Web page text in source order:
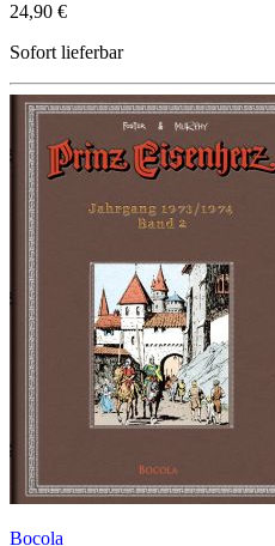
24,90 €
Sofort lieferbar
Bocola